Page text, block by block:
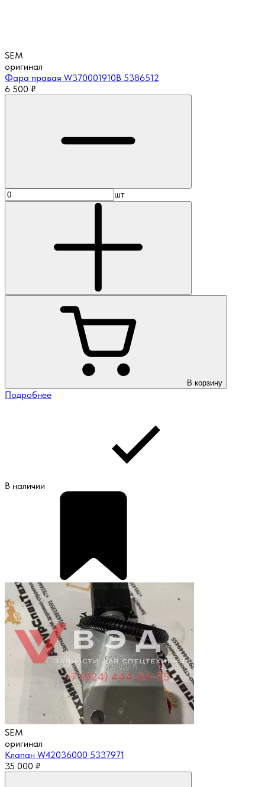
SEM
оригинал
Фара правая W370001910B 5386512
6 500 ₽
шт
В корзину
Подробнее
В наличии
SEM
оригинал
Клапан W42036000 5337971
35 000 ₽